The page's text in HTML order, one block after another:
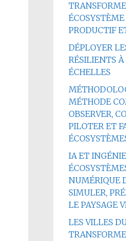
PRODUCTIF
DÉPLOYER
RÉSILIENTS
ÉCHELLES
MÉTHODE
OBSERVER,
PILOTER ET
IA ET
NUMÉRIQUE
SIMULER,
LE PAYSAGE
LES VILLES